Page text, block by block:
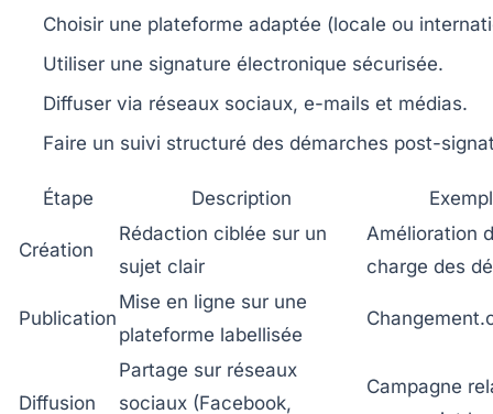
Choisir une plateforme adaptée (locale ou
Utiliser une signature électronique sécurisée.
Diffuser via réseaux sociaux, e-mails et médias.
Faire un suivi structuré des démarches post-
Étape Description
Création
Rédaction ciblée sur un
sujet clair
Amélioration
charge des
Publication
Mise en ligne sur une
plateforme labellisée
Diffusion
Partage sur réseaux
sociaux (Facebook,
Campagne